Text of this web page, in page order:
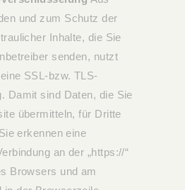
und zum Schutz der
Inhalte, die Sie
senden, nutzt
SSL-bzw. TLS-
Damit sind Daten, die Sie
übermitteln, für Dritte
erkennen eine
an der „https://“
Browsers und am